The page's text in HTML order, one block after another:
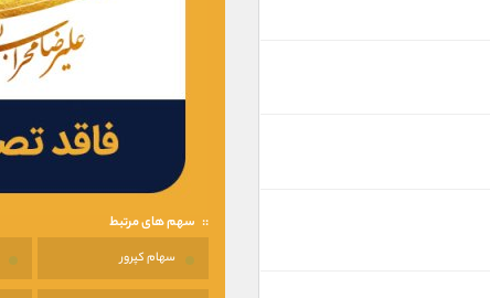
سهم های مرتبط
سهام کپرور